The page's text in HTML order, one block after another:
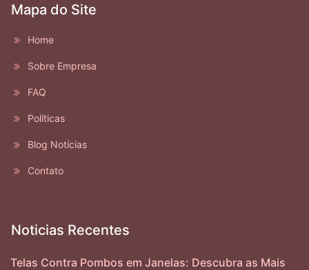
Mapa do Site
Home
Sobre Empresa
FAQ
Políticas
Blog Notícias
Contato
Noticias Recentes
Telas Contra Pombos em Janelas: Descubra as Mais